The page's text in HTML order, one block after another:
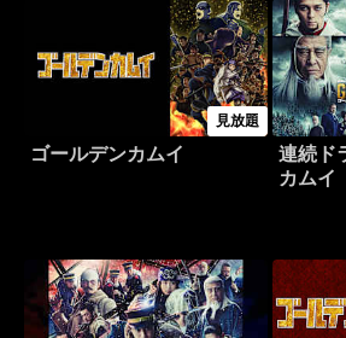
見放題
ゴールデンカムイ
連続ド
カムイ